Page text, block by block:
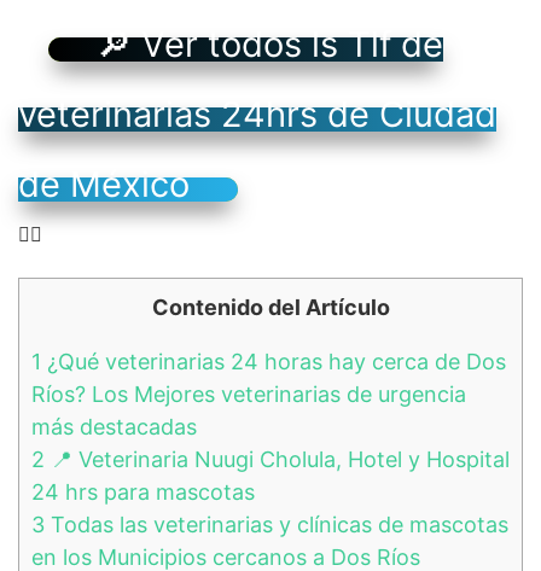
🔎 Ver todos ls Tlf de
veterinarias 24hrs de Ciudad
de México
👉🏻
Contenido del Artículo
1 ¿Qué veterinarias 24 horas hay cerca de Dos
Ríos? Los Mejores veterinarias de urgencia
más destacadas
2 📍 Veterinaria Nuugi Cholula, Hotel y Hospital
24 hrs para mascotas
3 Todas las veterinarias y clínicas de mascotas
en los Municipios cercanos a Dos Ríos